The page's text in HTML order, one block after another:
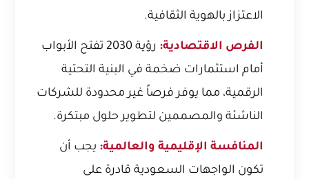
الاعتزاز بالهوية الثقافية.
الفرص الاقتصادية:
رؤية 2030 تفتح الأبواب
أمام استثمارات ضخمة في البنية التحتية
الرقمية، مما يوفر فرصاً غير محدودة للشركات
الناشئة والمصممين لتطوير حلول مبتكرة.
المنافسة الإقليمية والعالمية: يجب أن
تكون الواجهات السعودية قادرة على